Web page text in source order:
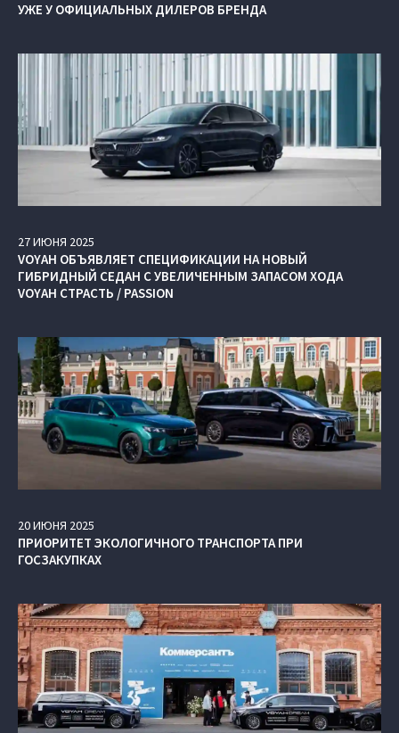
УЖЕ У ОФИЦИАЛЬНЫХ ДИЛЕРОВ БРЕНДА
27ИЮНЯ 2025
VOYAH ОБЪЯВЛЯЕТ СПЕЦИФИКАЦИИ НА НОВЫЙ
ГИБРИДНЫЙ СЕДАН С УВЕЛИЧЕННЫМ ЗАПАСОМ ХОДА
VOYAH СТРАСТЬ / PASSION
20ИЮНЯ 2025
ПРИОРИТЕТ ЭКОЛОГИЧНОГО ТРАНСПОРТА ПРИ
ГОСЗАКУПКАХ